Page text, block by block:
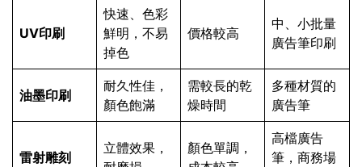
UV印刷
快速、色彩
鮮明，不易
掉色
價格較高
中、小批量
廣告筆印刷
油墨印刷
耐久性佳，
顏色飽滿
需較長的乾
燥時間
多種材質的
廣告筆
雷射雕刻
立體效果，
顏色單調，
高檔廣告
筆，商務場